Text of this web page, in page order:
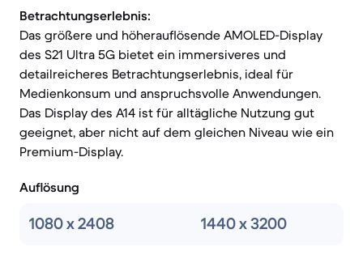
Betrachtungserlebnis:
Das größere und höherauflösende AMOLED-Display
des S21 Ultra 5G bietet ein immersiveres und
detailreicheres Betrachtungserlebnis, ideal für
Medienkonsum und anspruchsvolle Anwendungen.
Das Display des A14 ist für alltägliche Nutzung gut
geeignet, aber nicht auf dem gleichen Niveau wie ein
Premium-Display.
Auflösung
1080 x 2408 1440 x 3200